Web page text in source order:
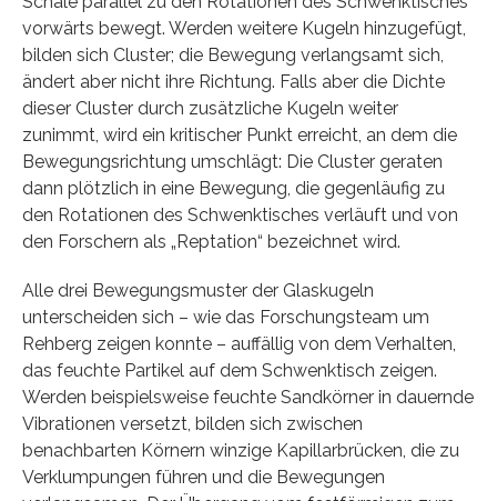
vorwärts bewegt. Werden weitere Kugeln hinzugefügt,
bilden sich Cluster; die Bewegung verlangsamt sich,
ändert aber nicht ihre Richtung. Falls aber die Dichte
dieser Cluster durch zusätzliche Kugeln weiter
zunimmt, wird ein kritischer Punkt erreicht, an dem die
Bewegungsrichtung umschlägt: Die Cluster geraten
dann plötzlich in eine Bewegung, die gegenläufig zu
den Rotationen des Schwenktisches verläuft und von
den Forschern als „Reptation“ bezeichnet wird.
Alle drei Bewegungsmuster der Glaskugeln
unterscheiden sich – wie das Forschungsteam um
Rehberg zeigen konnte – auffällig von dem Verhalten,
das feuchte Partikel auf dem Schwenktisch zeigen.
Werden beispielsweise feuchte Sandkörner in dauernde
Vibrationen versetzt, bilden sich zwischen
benachbarten Körnern winzige Kapillarbrücken, die zu
Verklumpungen führen und die Bewegungen